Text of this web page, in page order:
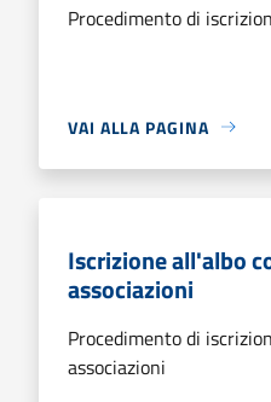
Procedimento di
VAI ALLA PAGINA
Iscrizione all'albo
associazioni
Procedimento di
associazioni